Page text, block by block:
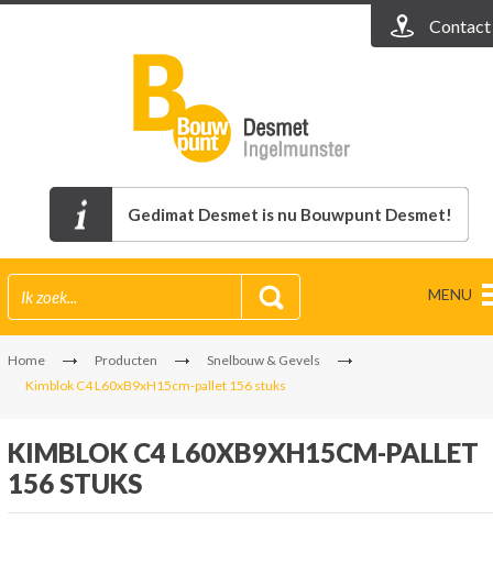
Contact
Gedimat Desmet is nu Bouwpunt Desmet!
MENU
Home Producten
Snelbouw & Gevels
Kimblok C4 L60xB9xH15cm-pallet 156 stuks
KIMBLOK C4 L60XB9XH15CM-PALLET
156 STUKS